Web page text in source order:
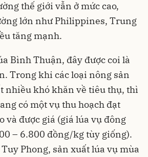
thế giới vẫn ở mức cao,
lớn như Philippines, Trung
tăng mạnh.
Bình Thuận, đây được coi là
Trong khi các loại nông sản
nhiều khó khăn về tiêu thụ, thì
có một vụ thu hoạch đạt
và được giá (giá lúa vụ đông
– 6.800 đồng/kg tùy giống).
Phong, sản xuất lúa vụ mùa